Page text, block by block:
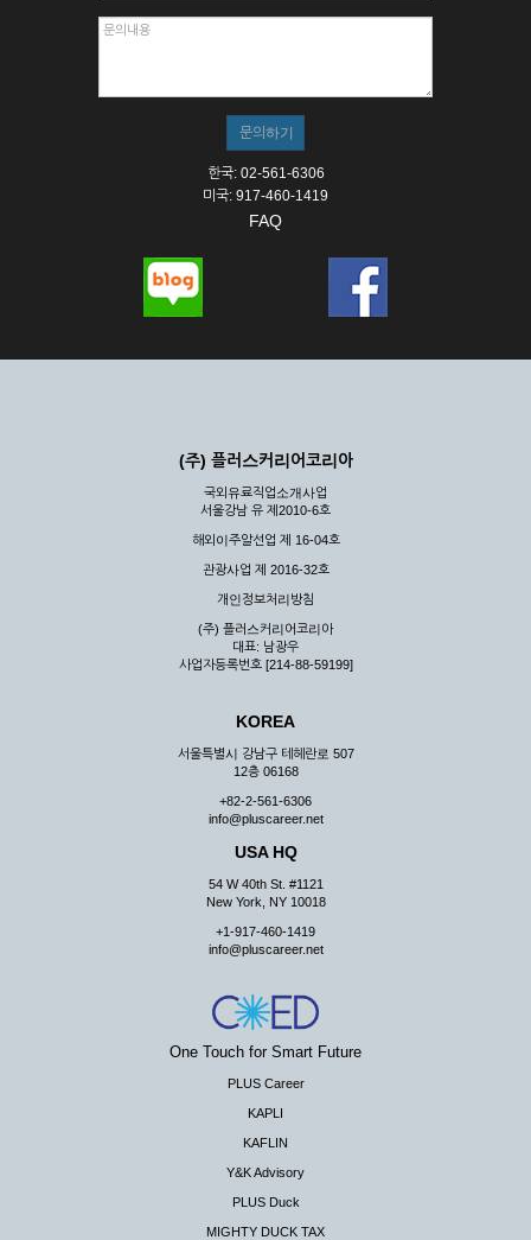
한국: 02-561-6306
미국: 917-460-1419
FAQ
(주) 플러스커리어코리아
국외유료직업소개사업
서울강남 유 제2010-6호
해외이주알선업 제 16-04호
관광사업 제 2016-32호
개인정보처리방침
(주) 플러스커리어코리아
대표: 남광우
사업자등록번호 [214-88-59199]
KOREA
서울특별시 강남구 테헤란로 507
12층 06168
+82-2-561-6306
info@pluscareer.net
USA HQ
54 W 40th St. #1121
New York, NY 10018
+1-917-460-1419
info@pluscareer.net
One Touch for Smart Future
PLUS Career
KAPLI
KAFLIN
Y&K Advisory
PLUS Duck
MIGHTY DUCK TAX